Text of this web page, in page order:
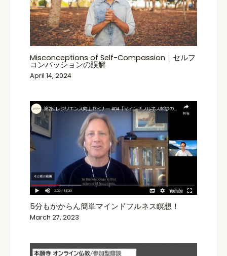
Misconceptions of Self-Compassion｜セルフ
コンパッションの誤解
April 14, 2024
5分もかからん簡単マインドフルネス瞑想！
March 27, 2023